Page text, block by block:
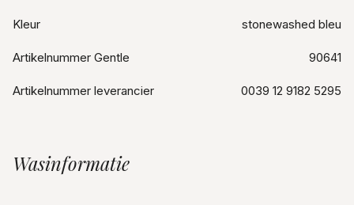
Kleur stonewashed bleu
Artikelnummer Gentle 90641
Artikelnummer leverancier 0039 12 9182 5295
Wasinformatie